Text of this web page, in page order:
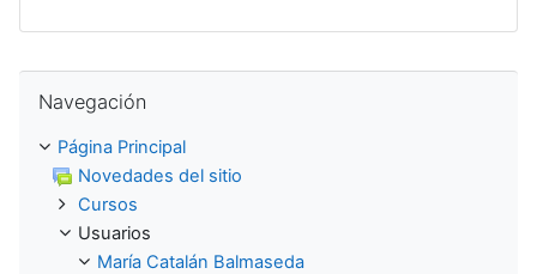
Navegación
Página Principal
Novedades del sitio
Cursos
Usuarios
María Catalán Balmaseda